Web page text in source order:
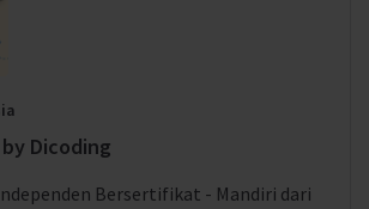
Dicoding
Bersertifikat - Mandiri dari